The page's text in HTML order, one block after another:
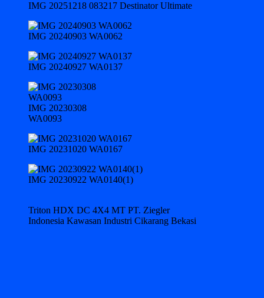
IMG 20251218 083217 Destinator Ultimate
IMG 20240903 WA0062
IMG 20240927 WA0137
IMG 20230308
WA0093
IMG 20231020 WA0167
IMG 20230922 WA0140(1)
Triton HDX DC 4X4 MT PT. Ziegler
Indonesia Kawasan Industri Cikarang Bekasi